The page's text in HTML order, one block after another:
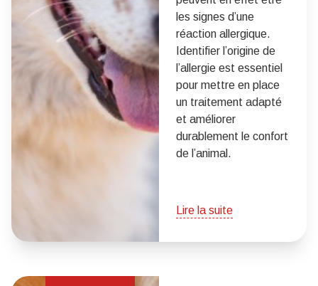
les signes d’une
réaction allergique.
Identifier l’origine de
l’allergie est essentiel
pour mettre en place
un traitement adapté
et améliorer
durablement le confort
de l’animal.
Lire la suite